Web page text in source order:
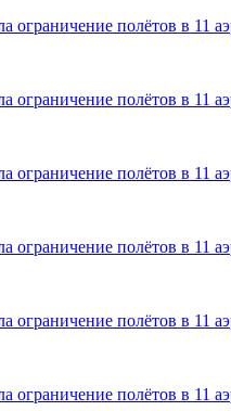
ограничение полётов в 11
ограничение полётов в 11
ограничение полётов в 11
ограничение полётов в 11
ограничение полётов в 11
ограничение полётов в 11